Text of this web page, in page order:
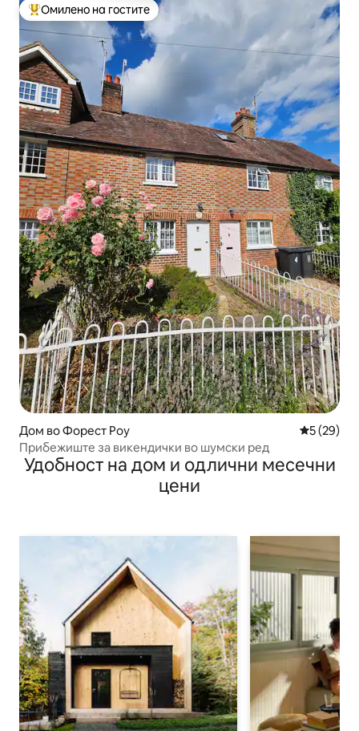
Меѓу најуспешните „Омилени на гостите“
Омилено на гостите
Дом во Форест Роу Просечна
5 (29)
Прибежиште за викендички во шумски ред
Удобност на дом и одлични месечни
цени